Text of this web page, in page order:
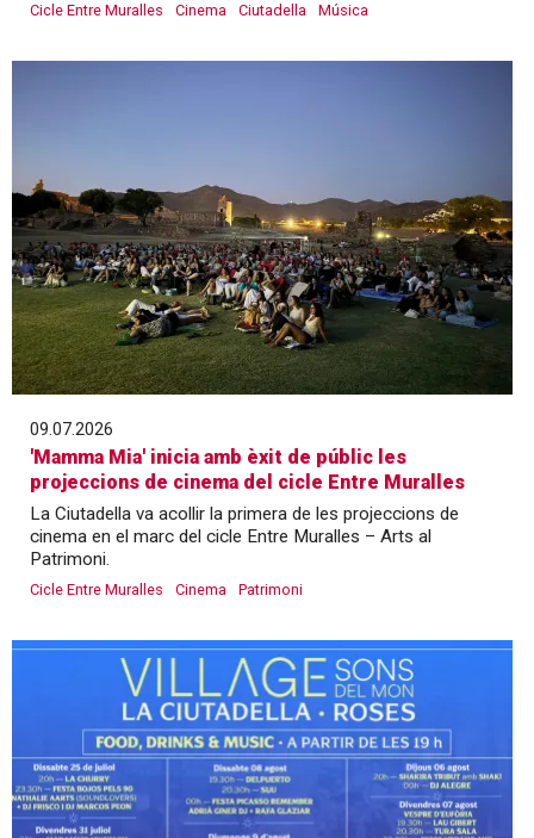
Cicle Entre Muralles Cinema Ciutadella Música
09.07.2026
'Mamma Mia' inicia amb èxit de públic les
projeccions de cinema del cicle Entre Muralles
La Ciutadella va acollir la primera de les projeccions de
cinema en el marc del cicle Entre Muralles – Arts al
Patrimoni.
Cicle Entre Muralles Cinema Patrimoni